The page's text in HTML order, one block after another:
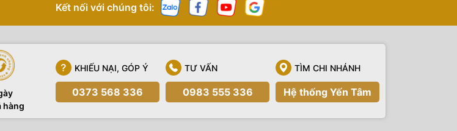
Kết nối với chúng tôi:
hàng
KHIẾU NẠI, GÓP Ý
0373 568 336
TƯ VẤN
0983 555 336
TÌM CHI NHÁNH
Hệ thống Yến Tâm